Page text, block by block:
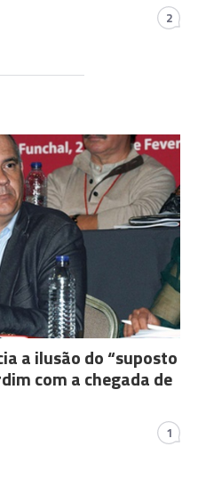
2
a ilusão do “suposto
com a chegada de
1